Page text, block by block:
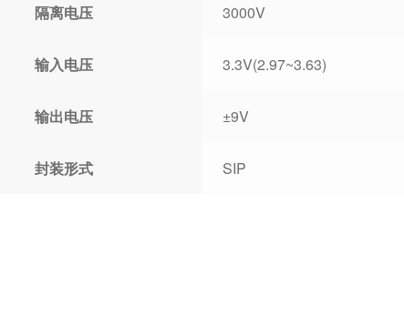
隔离电压 3000V
输入电压 3.3V(2.97~3.63)
输出电压 ±9V
封装形式 SIP